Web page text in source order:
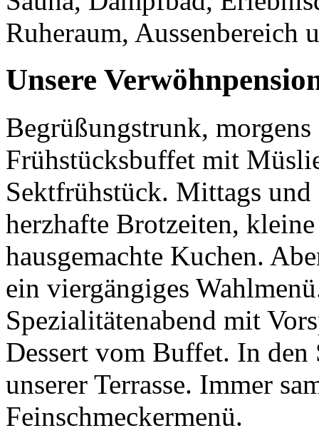
Ruheraum, Aussenbereich
Unsere
Begrüßungstrunk,
Frühstücksbuffet mit
Sektfrühstück. Mittags
herzhafte Brotzeiten,
hausgemachte Kuchen.
ein viergängiges
Spezialitätenabend mit
Dessert vom Buffet. In
unserer Terrasse. Immer
Feinschmeckermenü.